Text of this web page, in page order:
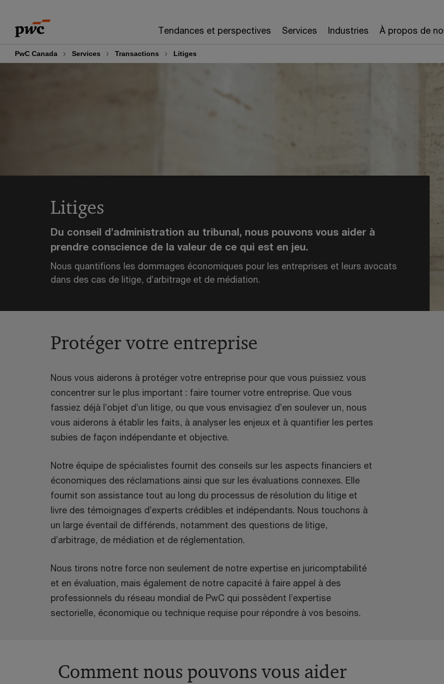
content
footer
Tendances et perspectives Services Industries À propos de
PwC Canada Services Transactions Litiges
Litiges
Du conseil d’administration au tribunal, nous pouvons vous aider à
prendre conscience de la valeur de ce qui est en jeu.
Nous quantifions les dommages économiques pour les entreprises et leurs avocats
dans des cas de litige, d’arbitrage et de médiation.
Protéger votre entreprise
Nous vous aiderons à protéger votre entreprise pour que vous puissiez vous
concentrer sur le plus important : faire tourner votre entreprise. Que vous
fassiez déjà l’objet d’un litige, ou que vous envisagiez d’en soulever un, nous
vous aiderons à établir les faits, à analyser les enjeux et à quantifier les pertes
subies de façon indépendante et objective.
Notre équipe de spécialistes fournit des conseils sur les aspects financiers et
économiques des réclamations ainsi que sur les évaluations connexes. Elle
fournit son assistance tout au long du processus de résolution du litige et
livre des témoignages d’experts crédibles et indépendants. Nous touchons à
un large éventail de différends, notamment des questions de litige,
d’arbitrage, de médiation et de réglementation.
Nous tirons notre force non seulement de notre expertise en juricomptabilité
et en évaluation, mais également de notre capacité à faire appel à des
professionnels du réseau mondial de PwC qui possèdent l’expertise
sectorielle, économique ou technique requise pour répondre à vos besoins.
Comment nous pouvons vous aider